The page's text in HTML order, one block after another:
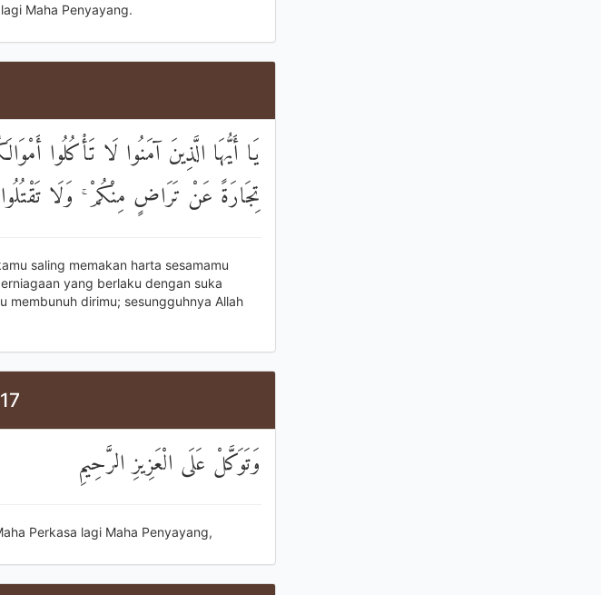
Maha Penyayang.
يَا أَيُّهَا الَّذِينَ آمَنُوا لَا تَأْكُلُوا
تِجَارَةً عَنْ تَرَاضٍ مِنْكُمْ ۚ وَلَا
saling memakan harta sesamamu
yang berlaku dengan suka
membunuh dirimu; sesungguhnya Allah
وَتَوَكَّلْ عَلَى الْعَزِيزِ الرَّحِيمِ
Perkasa lagi Maha Penyayang,